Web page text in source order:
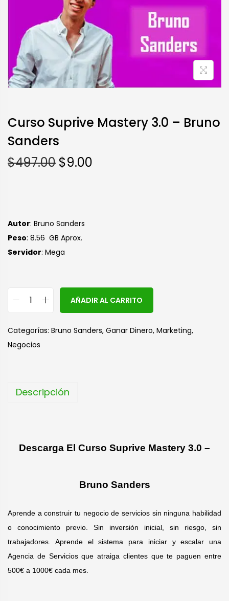
Curso Suprive Mastery 3.0 – Bruno
Sanders
$497.00 $9.00
Autor: Bruno Sanders
Peso: 8.56 GB Aprox.
Servidor: Mega
AÑADIR AL CARRITO
:
Categorías: Bruno Sanders, Ganar Dinero, Marketing,
Negocios
Descripción
Descarga El Curso Suprive Mastery 3.0 –
Bruno Sanders
Aprende a construir tu negocio de servicios sin ninguna habilidad
o conocimiento previo. Sin inversión inicial, sin riesgo, sin
trabajadores. Aprende el sistema para iniciar y escalar una
Agencia de Servicios que atraiga clientes que te paguen entre
500€ a 1000€ cada mes​​.